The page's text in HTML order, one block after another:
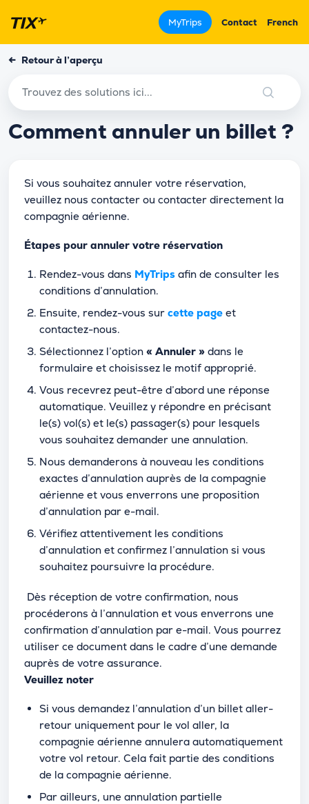
MyTrips Contact French
← Retour à l’aperçu
Comment annuler un billet ?
Si vous souhaitez annuler votre réservation,
veuillez nous contacter ou contacter directement la
compagnie aérienne.
Étapes pour annuler votre réservation
Rendez-vous dans MyTrips afin de consulter les
conditions d’annulation.
Ensuite, rendez-vous sur cette page et
contactez-nous.
Sélectionnez l’option « Annuler » dans le
formulaire et choisissez le motif approprié.
Vous recevrez peut-être d’abord une réponse
automatique. Veuillez y répondre en précisant
le(s) vol(s) et le(s) passager(s) pour lesquels
vous souhaitez demander une annulation.
Nous demanderons à nouveau les conditions
exactes d’annulation auprès de la compagnie
aérienne et vous enverrons une proposition
d’annulation par e-mail.
Vérifiez attentivement les conditions
d’annulation et confirmez l’annulation si vous
souhaitez poursuivre la procédure.
Dès réception de votre confirmation, nous
procéderons à l’annulation et vous enverrons une
confirmation d’annulation par e-mail. Vous pourrez
utiliser ce document dans le cadre d’une demande
auprès de votre assurance.
Veuillez noter
Si vous demandez l’annulation d’un billet aller-
retour uniquement pour le vol aller, la
compagnie aérienne annulera automatiquement
votre vol retour. Cela fait partie des conditions
de la compagnie aérienne.
Par ailleurs, une annulation partielle